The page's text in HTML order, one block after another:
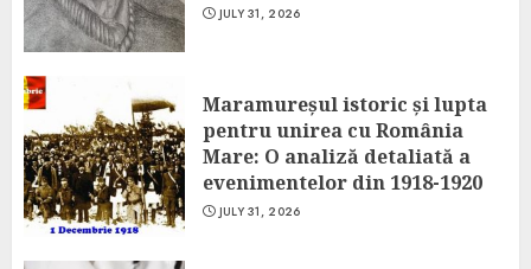
JULY 31, 2026
Maramureșul istoric și lupta
pentru unirea cu România
Mare: O analiză detaliată a
evenimentelor din 1918-1920
JULY 31, 2026